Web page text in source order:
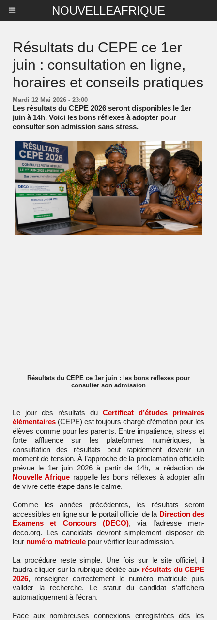
NOUVELLEAFRIQUE
Résultats du CEPE ce 1er
juin : consultation en ligne,
horaires et conseils pratiques
Mardi 12 Mai 2026 - 23:00
Les résultats du CEPE 2026 seront disponibles le 1er
juin à 14h. Voici les bons réflexes à adopter pour
consulter son admission sans stress.
Résultats du CEPE ce 1er juin : les bons réflexes pour
consulter son admission
Le jour des résultats du Certificat d’études primaires
élémentaires (CEPE) est toujours chargé d’émotion pour les
élèves comme pour les parents. Entre impatience, stress et
forte affluence sur les plateformes numériques, la
consultation des résultats peut rapidement devenir un
moment de tension. À l’approche de la proclamation officielle
prévue le 1er juin 2026 à partir de 14h, la rédaction de
Nouvelle Afrique rappelle les bons réflexes à adopter afin
de vivre cette étape dans le calme.
Comme les années précédentes, les résultats seront
accessibles en ligne sur le portail officiel de la Direction des
Examens et Concours (DECO), via l’adresse men-
deco.org. Les candidats devront simplement disposer de
leur numéro matricule pour vérifier leur admission.
La procédure reste simple. Une fois sur le site officiel, il
faudra cliquer sur la rubrique dédiée aux résultats du CEPE
2026, renseigner correctement le numéro matricule puis
valider la recherche. Le statut du candidat s’affichera
automatiquement à l’écran.
Face aux nombreuses connexions enregistrées dès les